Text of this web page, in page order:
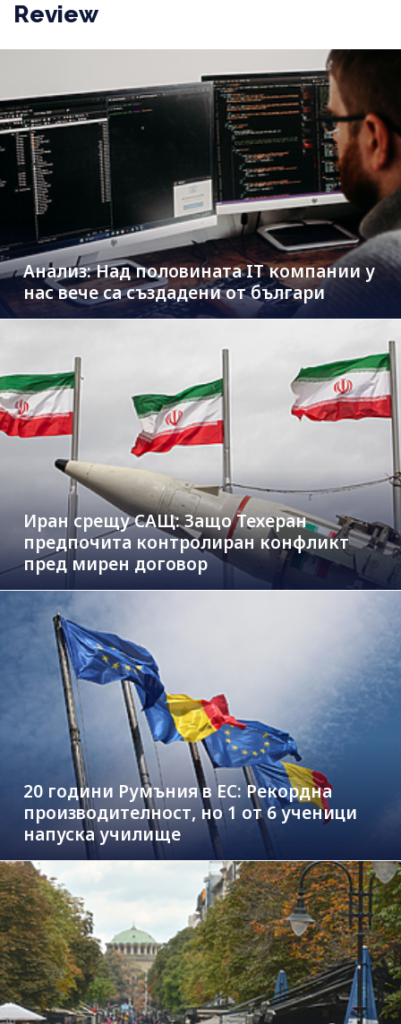
Review
Анализ: Над половината IT компании у
нас вече са създадени от българи
Иран срещу САЩ: Защо Техеран
предпочита контролиран конфликт
пред мирен договор
20 години Румъния в ЕС: Рекордна
производителност, но 1 от 6 ученици
напуска училище